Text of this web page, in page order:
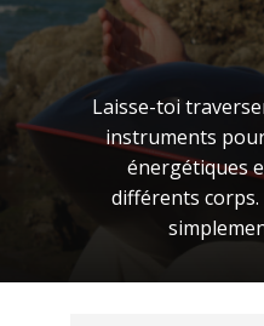
Laisse-toi
instruments
énergétiques
différents corps.